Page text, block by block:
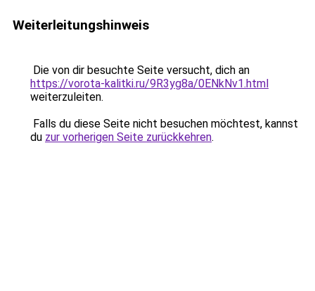
Weiterleitungshinweis
Die von dir besuchte Seite versucht, dich an
https://vorota-kalitki.ru/9R3yg8a/0ENkNv1.html
weiterzuleiten.
Falls du diese Seite nicht besuchen möchtest, kannst
du zur vorherigen Seite zurückkehren.